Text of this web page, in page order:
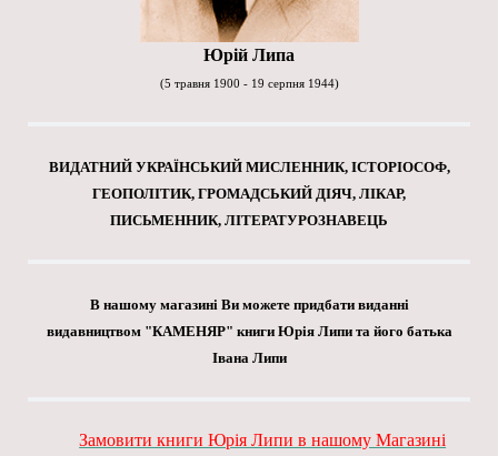
Юрій Липа
(5 травня 1900 - 19 серпня 1944)
ВИДАТНИЙ УКРАЇНСЬКИЙ МИСЛЕННИК, ІСТОРІОСОФ,
ГЕОПОЛІТИК, ГРОМАДСЬКИЙ ДІЯЧ, ЛІКАР,
ПИСЬМЕННИК, ЛІТЕРАТУРОЗНАВЕЦЬ
В нашому магазині Ви можете придбати виданні
видавництвом "КАМЕНЯР" книги Юрія Липи та його батька
Івана Липи
Замовити книги Юрія Липи в нашому Магазині